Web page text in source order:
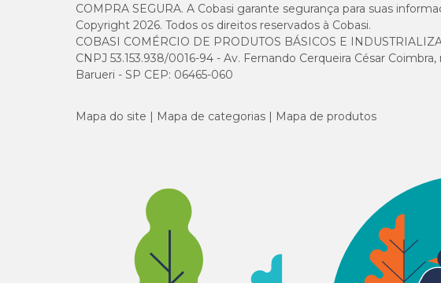
COMPRA SEGURA. A Cobasi garante segurança para suas
Copyright 2026. Todos os direitos reservados à Cobasi.
COBASI COMÉRCIO DE PRODUTOS BÁSICOS E
CNPJ 53.153.938/0016-94 - Av. Fernando Cerqueira César
Barueri - SP CEP: 06465-060
Mapa do site Mapa de categorias Mapa de produtos